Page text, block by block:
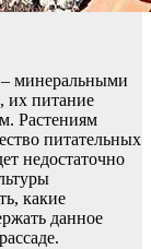
минеральными
их питание
Растениям
питательных
недостаточно
какие
данное